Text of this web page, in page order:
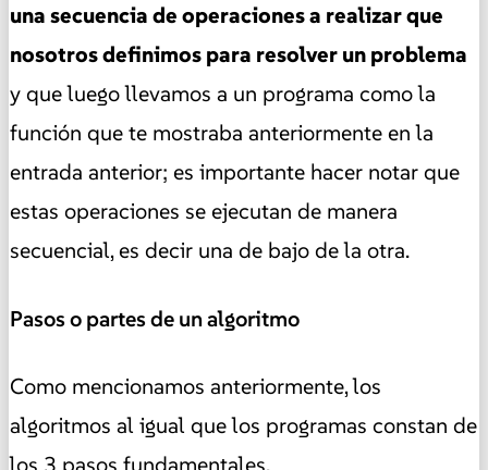
una secuencia de operaciones a realizar que
nosotros definimos para resolver un problema
y que luego llevamos a un programa como la
función que te mostraba anteriormente en la
entrada anterior; es importante hacer notar que
estas operaciones se ejecutan de manera
secuencial, es decir una de bajo de la otra.
Pasos o partes de un algoritmo
Como mencionamos anteriormente, los
algoritmos al igual que los programas constan de